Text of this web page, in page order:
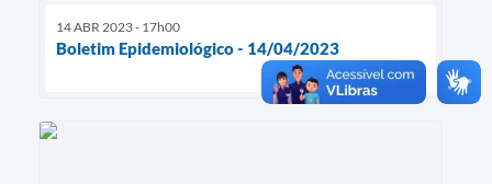
14 ABR 2023 - 17h00
Boletim Epidemiológico - 14/04/2023